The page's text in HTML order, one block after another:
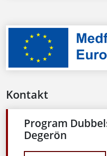
Kontakt
Program
Degerön